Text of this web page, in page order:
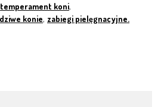
temperament koni,
konie, zabiegi pielęgnacyjne.